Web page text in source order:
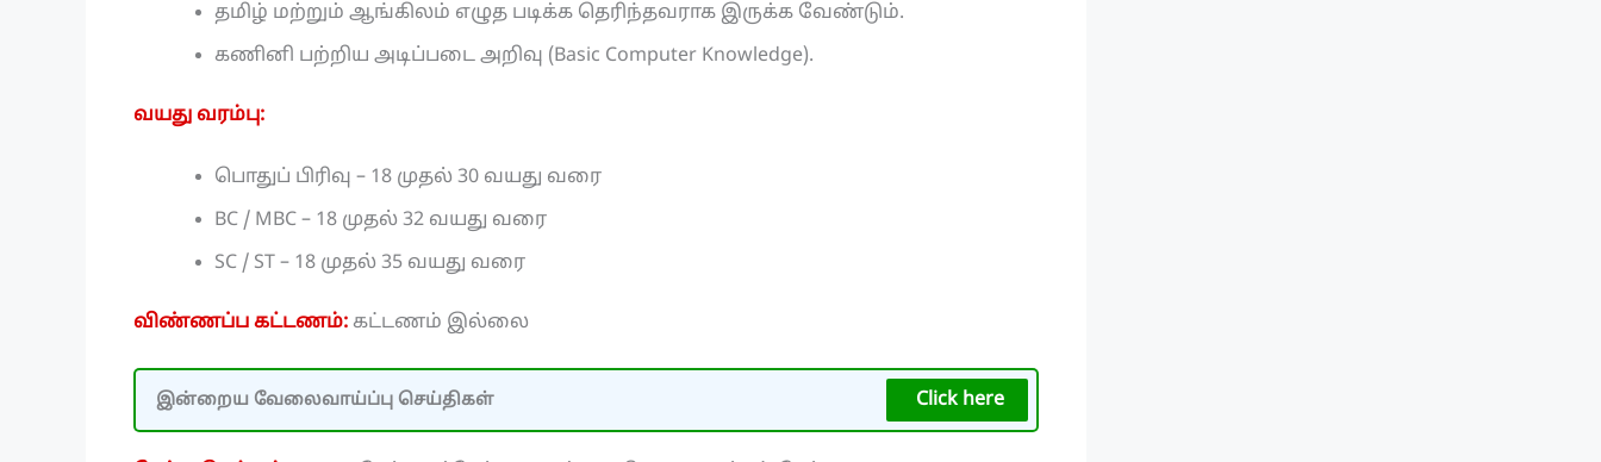
தமிழ் மற்றும் ஆங்கிலம் எழுத படிக்க தெரிந்தவராக இருக்க வேண்டும்.
கணினி பற்றிய அடிப்படை அறிவு (Basic Computer Knowledge).
வயது வரம்பு:
பொதுப் பிரிவு – 18 முதல் 30 வயது வரை
BC / MBC – 18 முதல் 32 வயது வரை
SC / ST – 18 முதல் 35 வயது வரை
விண்ணப்ப கட்டணம்: கட்டணம் இல்லை
இன்றைய வேலைவாய்ப்பு செய்திகள் Click here